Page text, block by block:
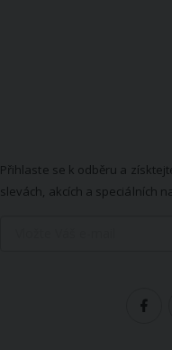
Přihlaste se k odběru a
slevách, akcích a speciálních